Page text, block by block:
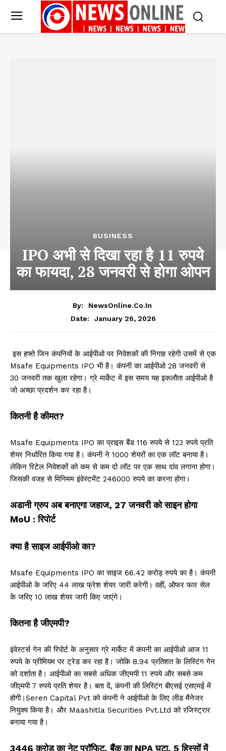
BUSINESS
IPO अभी से दिखा रहा है 11 रुपये
का फायदा, 28 जनवरी से होगा ओपन
By:
NewsOnline.co.in
Date:
January 26, 2026
इस हफ्ते जिन कंपनियों के आईपीओ पर निवेशकों की निगाह रहेगी उसमें से एक
Msafe Equipments IPO भी है। कंपनी का आईपीओ 28 जनवरी से
30 जनवरी तक खुला रहेगा। ग्रे मार्केट में इस समय यह इकलौता आईपीओ है
जो अच्छा प्रदर्शन कर रहा है।
कितनी है कीमत?
Msafe Equipments IPO का प्राइस बैंड 116 रुपये से 123 रुपये प्रति
शेयर निर्धारित किया गया है। कंपनी ने 1000 शेयरों का एक लॉट बनाया है।
लेकिन रिटेल निवेशकों को कम से कम दो लॉट पर एक साथ दांव लगाना होगा।
जिसकी वजह से मिनिमम इंवेस्टमेंट 246000 रुपये का करना होगा।
अडानी ग्रुप अब बनाएगा जहाज, 27 जनवरी को साइन होगा
MoU : रिपोर्ट
क्या है साइज आईपीओ का?
Msafe Equipments IPO का साइज 66.42 करोड़ रुपये का है। कंपनी
आईपीओ के जरिए 44 लाख फ्रेश शेयर जारी करेगी। वहीं, ऑफर फार सेल
के जरिए 10 लाख शेयर जारी किए जाएंगे।
कितना है जीएमपी?
इंवेस्टर्स गेन की रिपोर्ट के अनुसार ग्रे मार्केट में कंपनी का आईपीओ आज 11
रुपये के प्रीमियम पर ट्रेड कर रहा है। जोकि 8.94 प्रतिशत के लिस्टिंग गेन
को दर्शाता है। आईपीओ का सबसे अधिक जीएमपी 11 रुपये और सबसे कम
जीएमपी 7 रुपये प्रति शेयर है। बता दें, कंपनी की लिस्टिंग बीएसई एसएमई में
होगी।Seren Capital Pvt को कंपनी ने आईपीओ के लिए लीड मैनेजर
नियुक्य किया है। और Maashitla Securities Pvt.Ltd को रजिस्ट्रार
बनाया गया है।
₹3446 करोड़ का नेट प्रॉफिट, बैंक का NPA घटा, 5 हिस्सों में